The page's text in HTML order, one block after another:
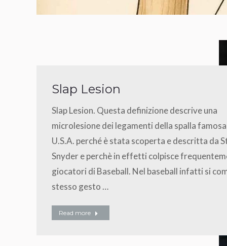
Slap Lesion
Slap Lesion. Questa definizione descrive una
microlesione dei legamenti della spalla
U.S.A. perché è stata scoperta e descritta da
Snyder e perchè in effetti colpisce
giocatori di Baseball. Nel baseball infatti si
stesso gesto …
Read more